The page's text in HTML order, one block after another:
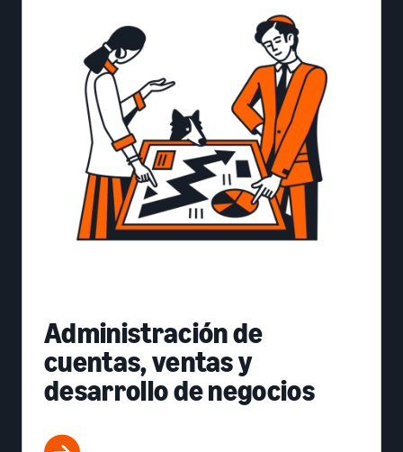
Administración de
cuentas, ventas y
desarrollo de negocios